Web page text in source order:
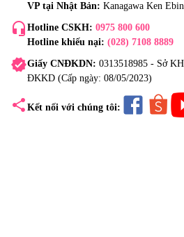
VP tại Nhật Bản: Kanagawa Ken
headset_mic Hotline CSKH: 0975 800 600
Hotline khiếu nại: (028) 7108 8889
verifiedGiấy CNĐKDN: 0313518985 - Sở
ĐKKD (Cấp ngày: 08/05/2023)
share Kết nối với chúng tôi: